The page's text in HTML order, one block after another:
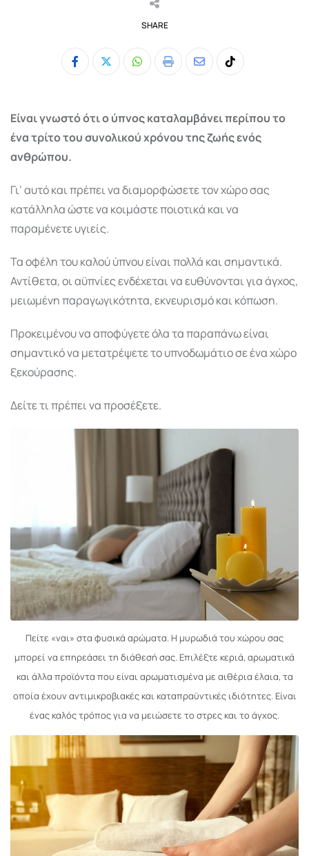
SHARE
Whatsapp
Print
ShareTiktok
Είναι γνωστό ότι ο ύπνος καταλαμβάνει περίπου το
ένα τρίτο του συνολικού χρόνου της ζωής ενός
ανθρώπου.
Γι’ αυτό και πρέπει να διαμορφώσετε τον χώρο σας
κατάλληλα ώστε να κοιμάστε ποιοτικά και να
παραμένετε υγιείς.
Τα οφέλη του καλού ύπνου είναι πολλά και σημαντικά.
Αντίθετα, οι αϋπνίες ενδέχεται να ευθύνονται για άγχος,
μειωμένη παραγωγικότητα, εκνευρισμό και κόπωση.
Προκειμένου να αποφύγετε όλα τα παραπάνω είναι
σημαντικό να μετατρέψετε το υπνοδωμάτιο σε ένα χώρο
ξεκούρασης.
Δείτε τι πρέπει να προσέξετε.
Πείτε «ναι» στα φυσικά αρώματα. Η μυρωδιά του χώρου σας
μπορεί να επηρεάσει τη διάθεσή σας. Επιλέξτε κεριά, αρωματικά
και άλλα προϊόντα που είναι αρωματισμένα με αιθέρια έλαια, τα
οποία έχουν αντιμικροβιακές και καταπραϋντικές ιδιότητες. Είναι
ένας καλός τρόπος για να μειώσετε το στρες και το άγχος.